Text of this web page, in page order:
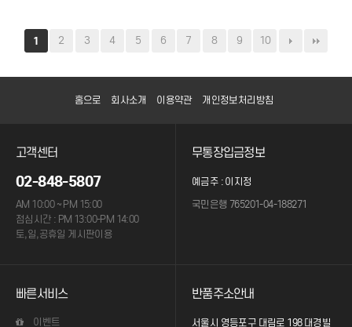
1 2 3 4 5 6 7 8 9 10
홈으로 회사소개 이용약관 개인정보처리방침
고객센터
02-848-5807
AM 10:00 ~ PM 15:00
점심시간 : PM 13:00-PM 14:00
토,일,공휴일 게시판이용
무통장입금정보
예금주 : 이지정
국민은행 765201-04-188271
빠른서비스
이벤트
반품주소안내
서울시 영등포구 대림로 198 대경빌